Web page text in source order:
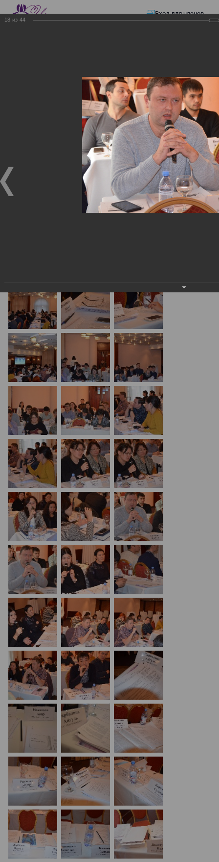
Вход для членов
Презентации—ЭЛЕКТРОННЫЕ СЧЕТА-ФАКТУРЫ.
ЭЛЕКТРОННЫЕ СЧЕТА-
ФАКТУРЫ. ВИРТУАЛЬНЫЙ
ЭЛЕКТРОННЫЕ СЧЕТА-ФАКТУРЫ. ВИРТУАЛЬНЫЙ
СКЛАД.
Семинар с КГД и разработчиками
18 из 44